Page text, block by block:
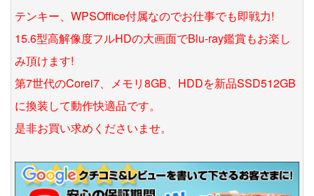
テンキー、WPSOffice付属なのでお仕事でも即戦力!
15.6型高解像度フルHDの大画面でBlu-ray鑑賞もお楽し
み頂けます!
第7世代のCorei7、メモリ8GB、HDDを新品SSD512GB
に換装して動作快適品です。
是非お買い求めくださいませ。